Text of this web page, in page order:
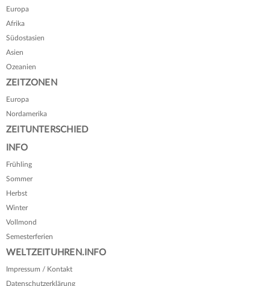
Europa
Afrika
Südostasien
Asien
Ozeanien
ZEITZONEN
Europa
Nordamerika
ZEITUNTERSCHIED
INFO
Frühling
Sommer
Herbst
Winter
Vollmond
Semesterferien
WELTZEITUHREN.INFO
Impressum / Kontakt
Datenschutzerklärung